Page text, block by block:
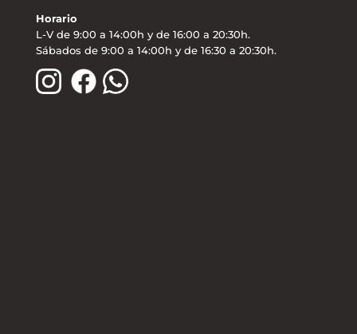
Horario
L-V de 9:00 a 14:00h y de 16:00 a 20:30h.
Sábados de 9:00 a 14:00h y de 16:30 a 20:30h.